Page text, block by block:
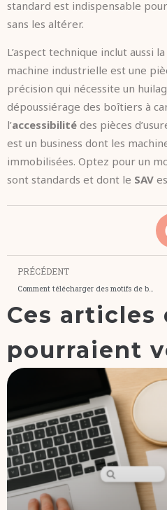
standard est indispensable
sans les altérer.
L’aspect technique inclut aussi la
machine industrielle est une
précision qui nécessite un
dépoussiérage des boîtiers à
l’accessibilité des pièces
est un business dont les
immobilisées. Optez pour un
sont standards et dont le SAV
PRÉCÉDENT
Comment télécharger des motifs de broderie gratuitement ?
Ces articles
pourraient